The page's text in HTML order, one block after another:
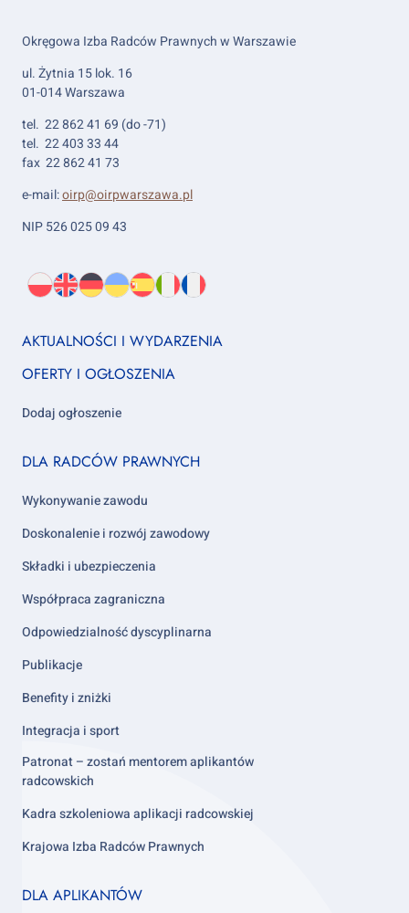
Okręgowa Izba Radców Prawnych w Warszawie
ul. Żytnia 15 lok. 16
01-014 Warszawa
tel. 22 862 41 69 (do -71)
tel. 22 403 33 44
fax 22 862 41 73
e-mail:oirp@oirpwarszawa.pl
NIP 526 025 09 43
Wybierz
język:
PL
O
EN
About
DE
About
UK
About
ES
About
IT
About
FR
About
Footer
1
AKTUALNOŚCI I WYDARZENIA
OFERTY I OGŁOSZENIA
Dodaj ogłoszenie
Footer
2
DLA RADCÓW PRAWNYCH
Wykonywanie zawodu
Doskonalenie i rozwój zawodowy
Składki i ubezpieczenia
Współpraca zagraniczna
Odpowiedzialność dyscyplinarna
Publikacje
Benefity i zniżki
Integracja i sport
Patronat – zostań mentorem aplikantów
radcowskich
Kadra szkoleniowa aplikacji radcowskiej
Krajowa Izba Radców Prawnych
Footer
DLA APLIKANTÓW